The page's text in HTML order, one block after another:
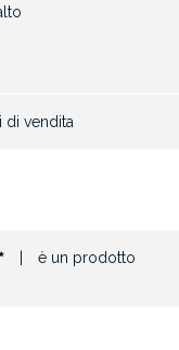
di vendita
è un prodotto